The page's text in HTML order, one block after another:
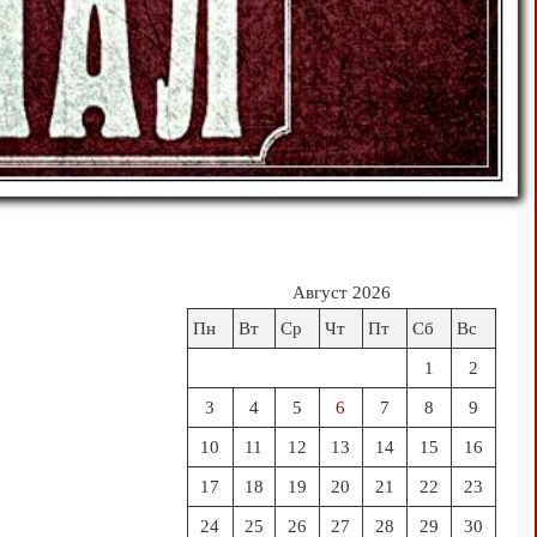
Август 2026
Пн
Вт Ср Чт Пт Сб Вс
1 2
3 4 5 6 7 8 9
10 11 12 13 14 15 16
17 18 19 20 21 22 23
24 25 26 27 28 29 30